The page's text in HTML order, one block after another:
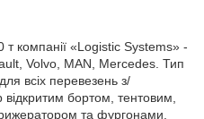
компанії «Logistic Systems» -
Volvo, MAN, Mercedes. Тип
всіх перевезень з/
бортом, тентовим,
та фургонами.